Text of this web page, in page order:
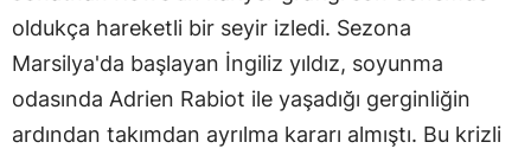
oldukça hareketli bir seyir izledi. Sezona
Marsilya'da başlayan İngiliz yıldız, soyunma
odasında Adrien Rabiot ile yaşadığı gerginliğin
ardından takımdan ayrılma kararı almıştı. Bu krizli